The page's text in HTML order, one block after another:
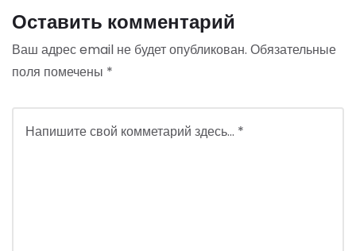
Оставить комментарий
Ваш адрес email не будет опубликован. Обязательные
поля помечены *